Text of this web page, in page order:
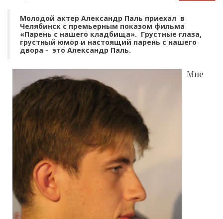
Молодой актер Александр Паль приехал в
Челябинск с премьерным показом фильма
«Парень с нашего кладбища». Грустные глаза,
грустный юмор и настоящий парень с нашего
двора - это Александр Паль.
Мне